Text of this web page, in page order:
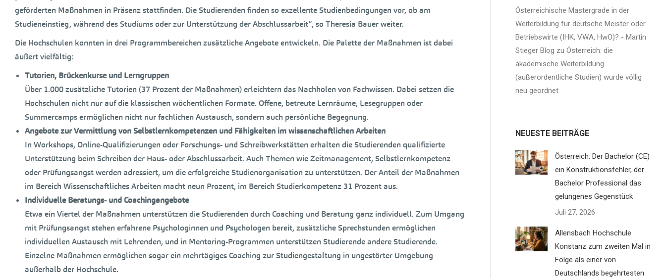
geförderten Maßnahmen in Präsenz stattfinden. Die Studierenden finden so exzellente Studienbedingungen vor, ob am
Studieneinstieg, während des Studiums oder zur Unterstützung der Abschlussarbeit”, so Theresia Bauer weiter.
Die Hochschulen konnten in drei Programmbereichen zusätzliche Angebote entwickeln. Die Palette der Maßnahmen ist dabei
äußert vielfältig:
Tutorien, Brückenkurse und Lerngruppen
Über 1.000 zusätzliche Tutorien (37 Prozent der Maßnahmen) erleichtern das Nachholen von Fachwissen. Dabei setzen die
Hochschulen nicht nur auf die klassischen wöchentlichen Formate. Offene, betreute Lernräume, Lesegruppen oder
Summercamps ermöglichen nicht nur fachlichen Austausch, sondern auch persönliche Begegnung.
Angebote zur Vermittlung von Selbstlernkompetenzen und Fähigkeiten im wissenschaftlichen Arbeiten
In Workshops, Online-Qualifizierungen oder Forschungs- und Schreibwerkstätten erhalten die Studierenden qualifizierte
Unterstützung beim Schreiben der Haus- oder Abschlussarbeit. Auch Themen wie Zeitmanagement, Selbstlernkompetenz
oder Prüfungsangst werden adressiert, um die erfolgreiche Studienorganisation zu unterstützen. Der Anteil der Maßnahmen
im Bereich Wissenschaftliches Arbeiten macht neun Prozent, im Bereich Studierkompetenz 31 Prozent aus.
Individuelle Beratungs- und Coachingangebote
Etwa ein Viertel der Maßnahmen unterstützen die Studierenden durch Coaching und Beratung ganz individuell. Zum Umgang
mit Prüfungsangst stehen erfahrene Psychologinnen und Psychologen bereit, zusätzliche Sprechstunden ermöglichen
individuellen Austausch mit Lehrenden, und in Mentoring-Programmen unterstützen Studierende andere Studierende.
Einzelne Maßnahmen ermöglichen sogar ein mehrtägiges Coaching zur Studiengestaltung in ungestörter Umgebung
außerhalb der Hochschule.
Österreichische Mastergrade in der
Weiterbildung für deutsche Meister oder
Betriebswirte (IHK, VWA, HwO)? - Martin
Stieger Blog zu Österreich: die
akademische Weiterbildung
(außerordentliche Studien) wurde völlig
neu geordnet
NEUESTE BEITRÄGE
Österreich: Der Bachelor (CE)
ein Konstruktionsfehler, der
Bachelor Professional das
gelungenes Gegenstück
Juli 27, 2026
Allensbach Hochschule
Konstanz zum zweiten Mal in
Folge als einer von
Deutschlands begehrtesten